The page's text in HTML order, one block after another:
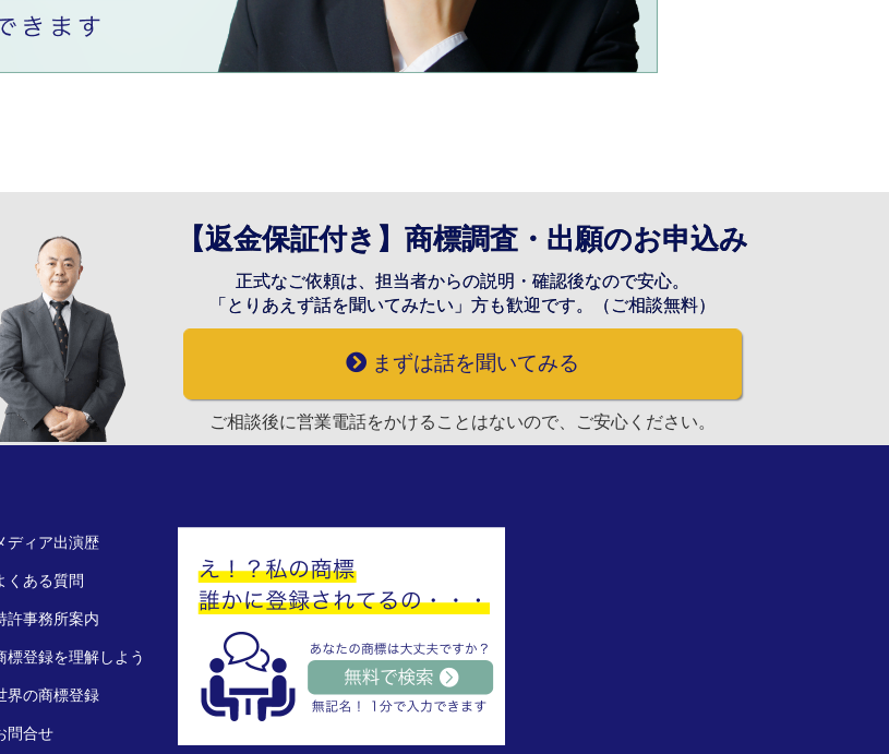
【返金保証付き】商標調査・出願のお申込み
正式なご依頼は、担当者からの説明・確認後なので安心。
「とりあえず話を聞いてみたい」方も歓迎です。（ご相談無料）
まずは話を聞いてみる
ご相談後に営業電話をかけることはないので、ご安心ください。
ディア出演歴
くある質問
許事務所案内
標登録を理解しよう
界の商標登録
問合せ